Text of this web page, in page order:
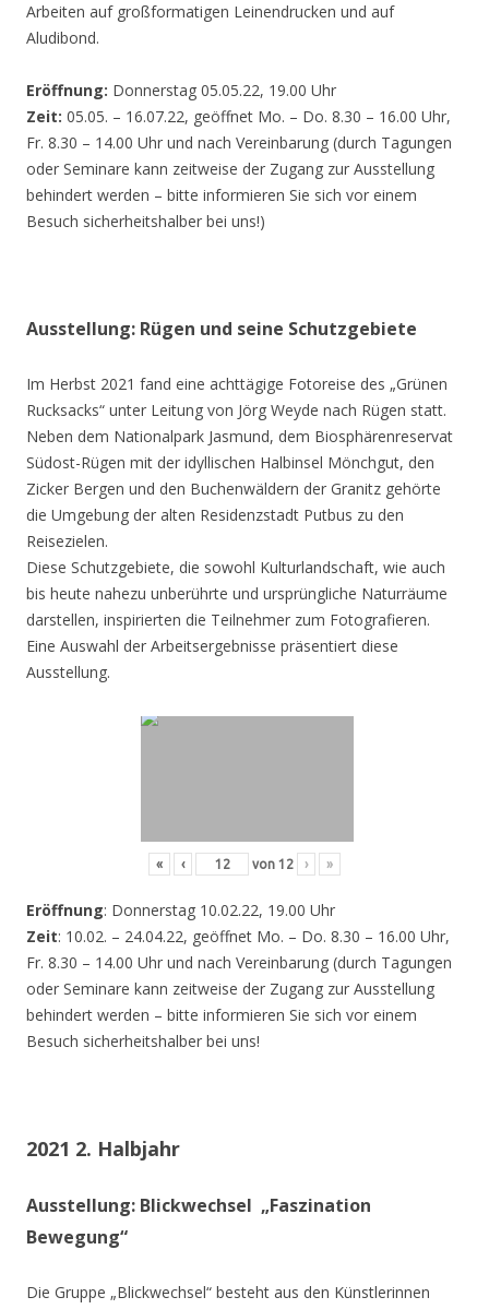
Arbeiten auf großformatigen Leinendrucken und auf
Aludibond.
Eröffnung: Donnerstag 05.05.22, 19.00 Uhr
Zeit: 05.05. – 16.07.22, geöffnet Mo. – Do. 8.30 – 16.00 Uhr,
Fr. 8.30 – 14.00 Uhr und nach Vereinbarung (durch Tagungen
oder Seminare kann zeitweise der Zugang zur Ausstellung
behindert werden – bitte informieren Sie sich vor einem
Besuch sicherheitshalber bei uns!)
Ausstellung: Rügen und seine Schutzgebiete
Im Herbst 2021 fand eine achttägige Fotoreise des „Grünen
Rucksacks“ unter Leitung von Jörg Weyde nach Rügen statt.
Neben dem Nationalpark Jasmund, dem Biosphärenreservat
Südost-Rügen mit der idyllischen Halbinsel Mönchgut, den
Zicker Bergen und den Buchenwäldern der Granitz gehörte
die Umgebung der alten Residenzstadt Putbus zu den
Reisezielen.
Diese Schutzgebiete, die sowohl Kulturlandschaft, wie auch
bis heute nahezu unberührte und ursprüngliche Naturräume
darstellen, inspirierten die Teilnehmer zum Fotografieren.
Eine Auswahl der Arbeitsergebnisse präsentiert diese
Ausstellung.
« ‹ von 12 › »
Eröffnung: Donnerstag 10.02.22, 19.00 Uhr
Zeit: 10.02. – 24.04.22, geöffnet Mo. – Do. 8.30 – 16.00 Uhr,
Fr. 8.30 – 14.00 Uhr und nach Vereinbarung (durch Tagungen
oder Seminare kann zeitweise der Zugang zur Ausstellung
behindert werden – bitte informieren Sie sich vor einem
Besuch sicherheitshalber bei uns!
2021 2. Halbjahr
Ausstellung: Blickwechsel „Faszination
Bewegung“
Die Gruppe „Blickwechsel“ besteht aus den Künstlerinnen